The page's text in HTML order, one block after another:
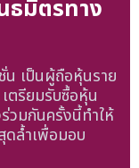
ธมิตรทาง
น เป็นผู้ถือหุ้นราย
ตรียมรับซื้อหุ้น
วมกันครั้งนี้ทำให้
ดล้ำเพื่อมอบ